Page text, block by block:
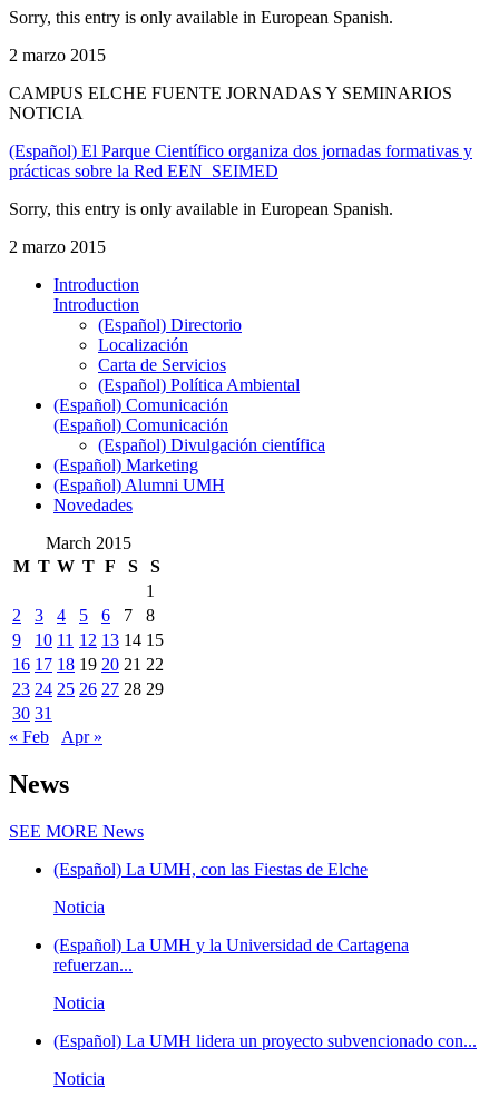
Sorry, this entry is only available in European Spanish.
2 marzo 2015
CAMPUS ELCHE FUENTE JORNADAS Y SEMINARIOS
NOTICIA
(Español) El Parque Científico organiza dos jornadas formativas y
prácticas sobre la Red EEN_SEIMED
Sorry, this entry is only available in European Spanish.
2 marzo 2015
Introduction
Introduction
(Español) Directorio
Localización
Carta de Servicios
(Español) Política Ambiental
(Español) Comunicación
(Español) Comunicación
(Español) Divulgación científica
(Español) Marketing
(Español) Alumni UMH
Novedades
March 2015
M T W T F S
S
1
2
3 4 5 6 7
8
9
10 11 12 13 14 15
16 17 18 19 20 21 22
23 24 25 26 27 28 29
30 31
« Feb
Apr »
News
SEE MORE News
(Español) La UMH, con las Fiestas de Elche
Noticia
(Español) La UMH y la Universidad de Cartagena
refuerzan...
Noticia
(Español) La UMH lidera un proyecto subvencionado con...
Noticia